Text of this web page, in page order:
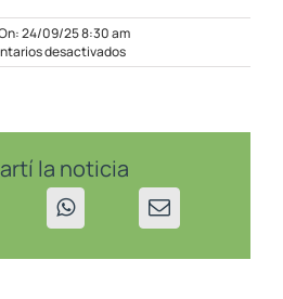
24/09/25 8:30 am
desactivadosen
EPEN
compromiso
histórico
hacia
transición
la noticia